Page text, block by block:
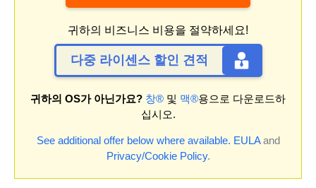
귀하의 비즈니스 비용을 절약하세요!
다중 라이센스 할인 견적
귀하의 OS가 아닌가요? 창® 및 맥®용으로 다운로드하
십시오.
See additional offer below where available. EULAand
Privacy/Cookie Policy.